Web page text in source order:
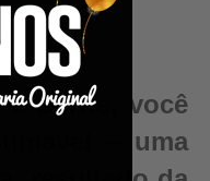
e Barris, você
– uma